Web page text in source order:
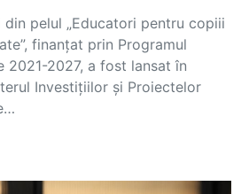
pelul „Educatori pentru copiii
finanțat prin Programul
2021-2027, a fost lansat în
Investițiilor și Proiectelor